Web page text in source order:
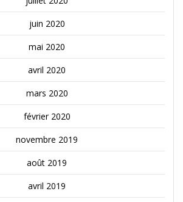
juin 2020
mai 2020
avril 2020
mars 2020
février 2020
novembre 2019
août 2019
avril 2019